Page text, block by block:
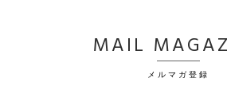
MAIL
メルマガ登録